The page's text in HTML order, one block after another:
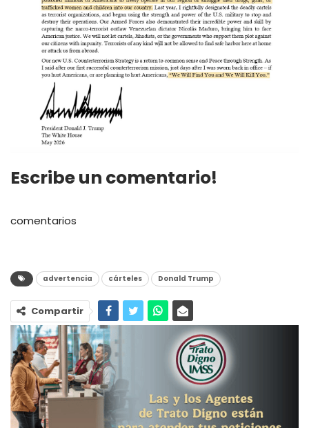
Escribe un comentario!
comentarios
advertencia cárteles Donald Trump
Compartir